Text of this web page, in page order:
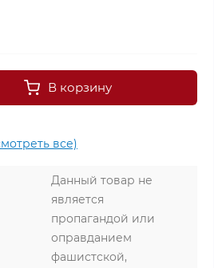
В корзину
все)
Данный товар не
является
пропагандой или
оправданием
фашистской,